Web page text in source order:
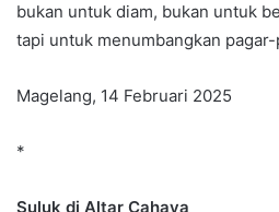
bukan untuk diam, bukan untuk
tapi untuk menumbangkan
Magelang, 14 Februari 2025
*
Suluk di Altar Cahaya